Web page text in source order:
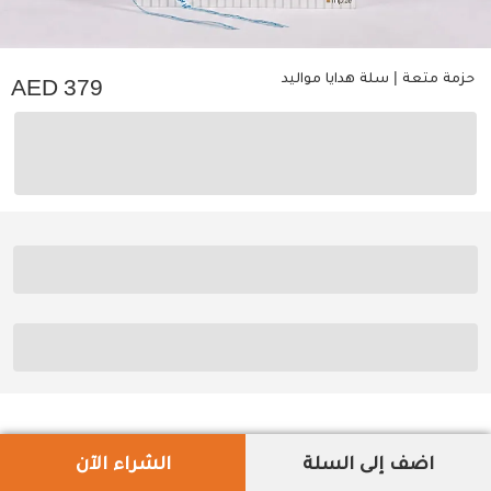
حزمة متعة | سلة هدايا مواليد 379
اضف إلى السلة الشراء الآن